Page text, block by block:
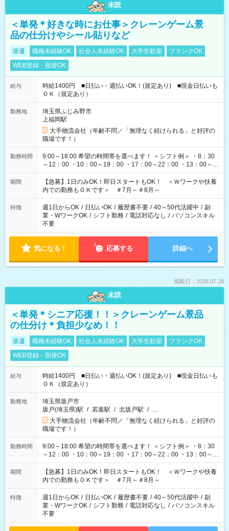
未読
＜単発＊好きな時にお仕事＞クレーンゲーム景
品の仕分けやシール貼りなど
派遣 職種未経験OK 社会人未経験OK 大学生歓迎
ブランクOK
WEB登録・面接OK
給与
時給1400円 ■日払い・週払いOK！(規定あり) ■現金日払いも
ＯＫ（規定あり）
勤務地
埼玉県ふじみ野市
上福岡駅
大手物流会社（年齢不問／「無理なく続けられる」と好評の
職場です！）
勤務時間
9:00～18:00 希望の時間帯を選べます！ ＜シフト例＞ ・8：30
～12：00 ・10：00～19：00 ・17：00～22：00 ・13：00～
22：00 ・22：00～翌6：00 など
期間
【急募】1日のみOK！即日スタートもOK！ ＜Ｗワークや扶養
内での勤務もＯＫです＞ ＃7月～＃8月～
特徴 週1日からOK / 日払いOK / 履歴書不要 / 40～50代活躍中 / 副
業・WワークOK / シフト勤務 / 電話対応なし / パソコンスキル
不要
気になる！ 応募する 詳細へ
掲載日：2026.07.28
未読
＜単発＊シニア応援！！＞クレーンゲーム景品
の仕分け＊負担少なめ！！
派遣 職種未経験OK 社会人未経験OK 大学生歓迎
ブランクOK
WEB登録・面接OK
給与
時給1400円 ■日払い・週払いOK！(規定あり) ■現金日払いも
ＯＫ（規定あり）
勤務地
埼玉県坂戸市
坂戸(埼玉県)駅 / 若葉駅 / 北坂戸駅 / …
大手物流会社（年齢不問／「無理なく続けられる」と好評の
職場です！）
勤務時間
9:00～18:00 希望の時間帯を選べます！ ＜シフト例＞ ・8：30
～12：00 ・10：00～19：00 ・17：00～22：00 ・13：00～
22：00 ・22：00～翌6：00 など
期間
【急募】1日のみOK！即日スタートもOK！ ＜Ｗワークや扶養
内での勤務もＯＫです＞ ＃7月～＃8月～
特徴 週1日からOK / 日払いOK / 履歴書不要 / 40～50代活躍中 / 副
業・WワークOK / シフト勤務 / 電話対応なし / パソコンスキル
不要